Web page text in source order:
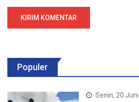
Populer
Senin, 20